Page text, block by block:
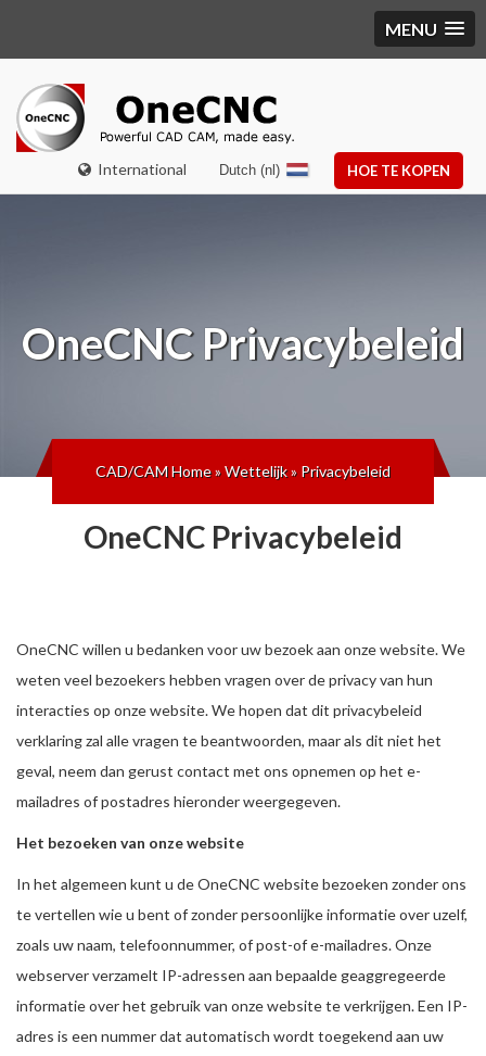
MENU
International HOE TE KOPEN
Dutch (nl)
OneCNCPrivacybeleid
CAD/CAM Home»Wettelijk» Privacybeleid
OneCNC Privacybeleid
OneCNC willen u bedanken voor uw bezoek aan onze website. We
weten veel bezoekers hebben vragen over de privacy van hun
interacties op onze website. We hopen dat dit privacybeleid
verklaring zal alle vragen te beantwoorden, maar als dit niet het
geval, neem dan gerust contact met ons opnemen op het e-
mailadres of postadres hieronder weergegeven.
Het bezoeken van onze website
In het algemeen kunt u de OneCNC website bezoeken zonder ons
te vertellen wie u bent of zonder persoonlijke informatie over uzelf,
zoals uw naam, telefoonnummer, of post-of e-mailadres. Onze
webserver verzamelt IP-adressen aan bepaalde geaggregeerde
informatie over het gebruik van onze website te verkrijgen. Een IP-
adres is een nummer dat automatisch wordt toegekend aan uw